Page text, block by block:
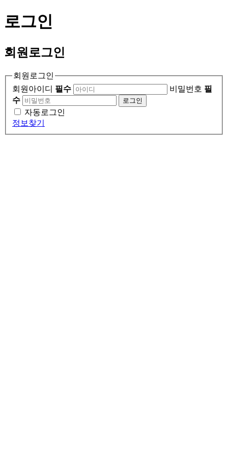
로그인
회원 로그인
회원로그인
회원아이디 필수 비밀번호 필
수
로그인
자동로그인
정보찾기